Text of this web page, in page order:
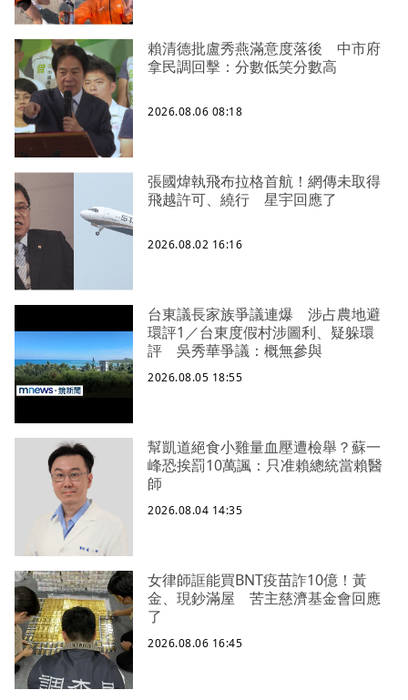
賴清德批盧秀燕滿意度落後 中市府
拿民調回擊：分數低笑分數高
2026.08.06 08:18
張國煒執飛布拉格首航！網傳未取得
飛越許可、繞行 星宇回應了
2026.08.02 16:16
台東議長家族爭議連爆 涉占農地避
環評1／台東度假村涉圖利、疑躲環
評 吳秀華爭議：概無參與
2026.08.05 18:55
幫凱道絕食小雞量血壓遭檢舉？蘇一
峰恐挨罰10萬諷：只准賴總統當賴醫
師
2026.08.04 14:35
女律師誆能買BNT疫苗詐10億！黃
金、現鈔滿屋 苦主慈濟基金會回應
了
2026.08.06 16:45